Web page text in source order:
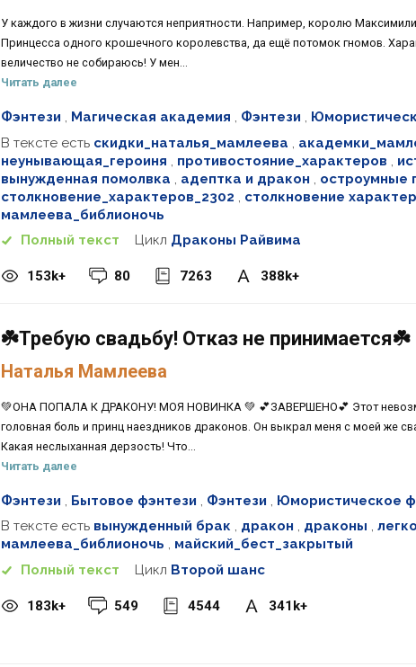
У каждого в жизни случаются неприятности. Например, королю
Принцесса одного крошечного королевства, да ещё потомок гномов.
величество не собираюсь! У мен...
Читать далее
Фэнтези , Магическая академия , Фэнтези ,
В тексте есть скидки_наталья_мамлеева ,
неунывающая_героиня , противостояние_характеров ,
вынужденная помолвка , адептка и дракон , остроумные
столкновение_характеров_2302 , столкновение
мамлеева_библионочь
Полный текст
Цикл Драконы Райвима
153k+ 80 7263 388k+
☘️Требую свадьбу! Отказ не принимается☘️
Наталья Мамлеева
💚ОНА ПОПАЛА К ДРАКОНУ! МОЯ НОВИНКА 💚 💕ЗАВЕРШЕНО💕 Этот
головная боль и принц наездников драконов. Он выкрал меня с моей же
Какая неслыханная дерзость! Что...
Читать далее
Фэнтези , Бытовое фэнтези , Фэнтези , Юмористическое
В тексте есть вынужденный брак , дракон , драконы ,
мамлеева_библионочь , майский_бест_закрытый
Полный текст
Цикл Второй шанс
183k+ 549 4544 341k+